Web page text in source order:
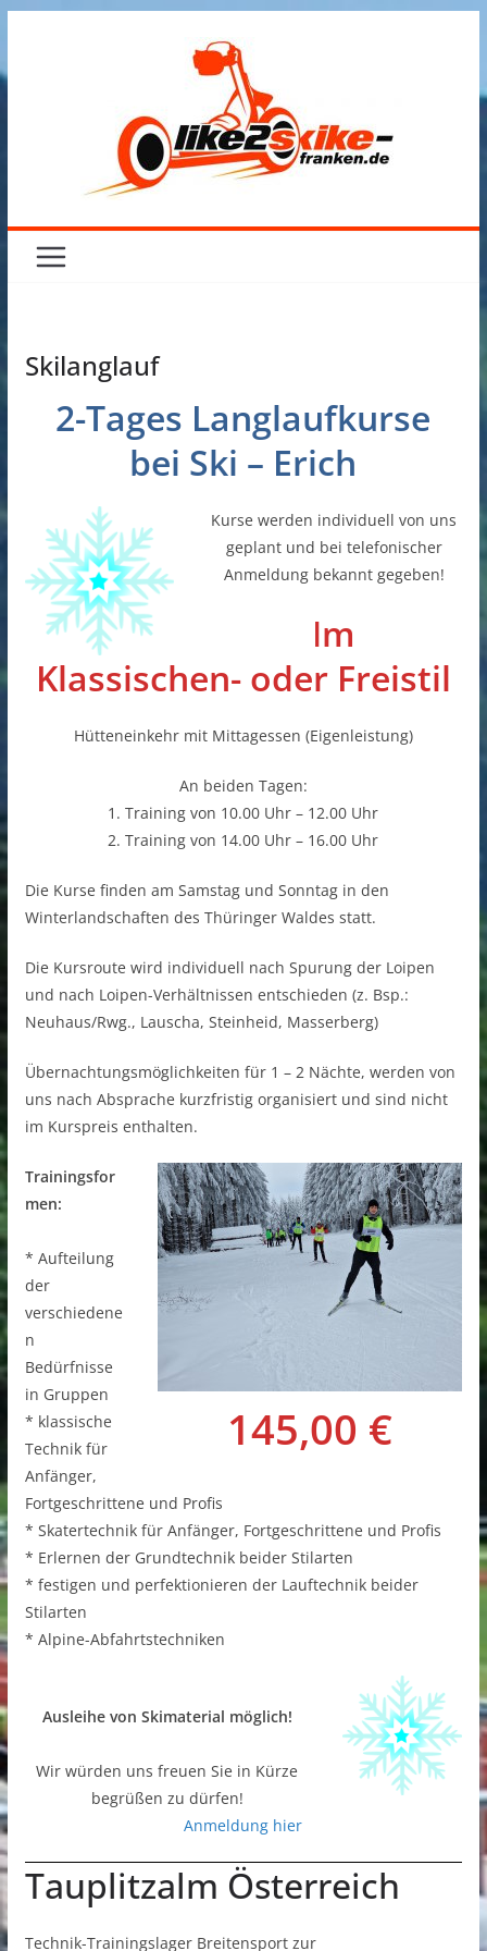
springen
Skilanglauf
2-Tages Langlaufkurse
bei Ski – Erich
Kurse werden individuell von uns
geplant und bei telefonischer
Anmeldung bekannt gegeben!
Im
Klassischen- oder Freistil
Hütteneinkehr mit Mittagessen (Eigenleistung)
An beiden Tagen:
1. Training von 10.00 Uhr – 12.00 Uhr
2. Training von 14.00 Uhr – 16.00 Uhr
Die Kurse finden am Samstag und Sonntag in den
Winterlandschaften des Thüringer Waldes statt.
Die Kursroute wird individuell nach Spurung der Loipen
und nach Loipen-Verhältnissen entschieden (z. Bsp.:
Neuhaus/Rwg., Lauscha, Steinheid, Masserberg)
Übernachtungsmöglichkeiten für 1 – 2 Nächte, werden von
uns nach Absprache kurzfristig organisiert und sind nicht
im Kurspreis enthalten.
145,00 €
Trainingsfor
men:
* Aufteilung
der
verschiedene
n
Bedürfnisse
in Gruppen
* klassische
Technik für
Anfänger,
Fortgeschrittene und Profis
* Skatertechnik für Anfänger, Fortgeschrittene und Profis
* Erlernen der Grundtechnik beider Stilarten
* festigen und perfektionieren der Lauftechnik beider
Stilarten
* Alpine-Abfahrtstechniken
Ausleihe von Skimaterial möglich!
Wir würden uns freuen Sie in Kürze
begrüßen zu dürfen!
Anmeldung hier
Tauplitzalm Österreich
Technik-Trainingslager Breitensport zur